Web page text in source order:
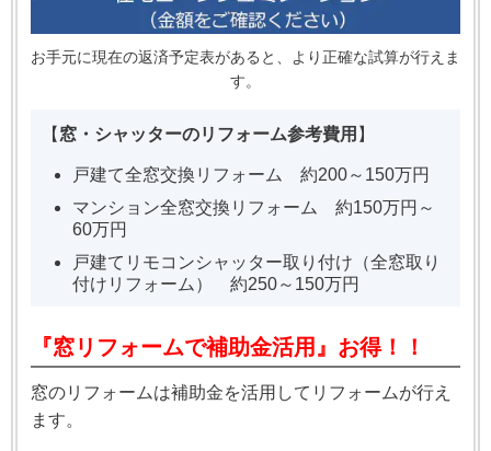
お手元に現在の返済予定表があると、より正確な試算が行えま
す。
【 窓・シャッターのリフォーム参考費用 】
戸建て全窓交換リフォーム 約200～150万円
マンション全窓交換リフォーム 約150万円～
60万円
戸建てリモコンシャッター取り付け（全窓取り
付けリフォーム） 約250～150万円
『窓リフォームで補助金活用』お得！！
窓のリフォームは補助金を活用してリフォームが行え
ます。